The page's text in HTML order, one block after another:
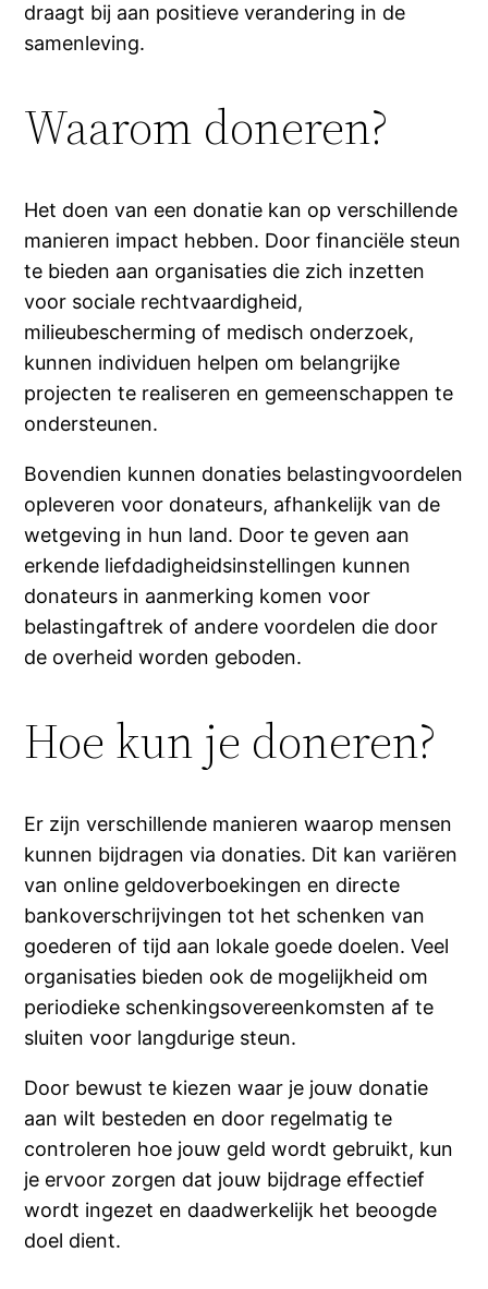
draagt bij aan positieve verandering in de
samenleving.
Waarom doneren?
Het doen van een donatie kan op verschillende
manieren impact hebben. Door financiële steun
te bieden aan organisaties die zich inzetten
voor sociale rechtvaardigheid,
milieubescherming of medisch onderzoek,
kunnen individuen helpen om belangrijke
projecten te realiseren en gemeenschappen te
ondersteunen.
Bovendien kunnen donaties belastingvoordelen
opleveren voor donateurs, afhankelijk van de
wetgeving in hun land. Door te geven aan
erkende liefdadigheidsinstellingen kunnen
donateurs in aanmerking komen voor
belastingaftrek of andere voordelen die door
de overheid worden geboden.
Hoe kun je doneren?
Er zijn verschillende manieren waarop mensen
kunnen bijdragen via donaties. Dit kan variëren
van online geldoverboekingen en directe
bankoverschrijvingen tot het schenken van
goederen of tijd aan lokale goede doelen. Veel
organisaties bieden ook de mogelijkheid om
periodieke schenkingsovereenkomsten af te
sluiten voor langdurige steun.
Door bewust te kiezen waar je jouw donatie
aan wilt besteden en door regelmatig te
controleren hoe jouw geld wordt gebruikt, kun
je ervoor zorgen dat jouw bijdrage effectief
wordt ingezet en daadwerkelijk het beoogde
doel dient.